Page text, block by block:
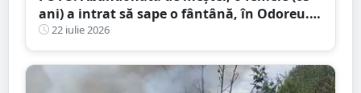
ani) a intrat să sape o fântână, în Odoreu. A
rămas blocată
22 iulie 2026